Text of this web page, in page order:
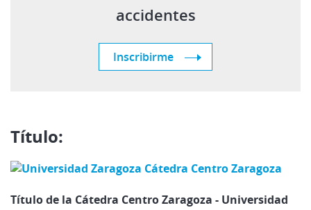
accidentes
Inscribirme
Título:
Título de la Cátedra Centro Zaragoza - Universidad